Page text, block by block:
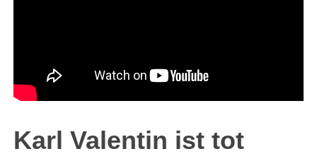
Karl Valentin ist tot